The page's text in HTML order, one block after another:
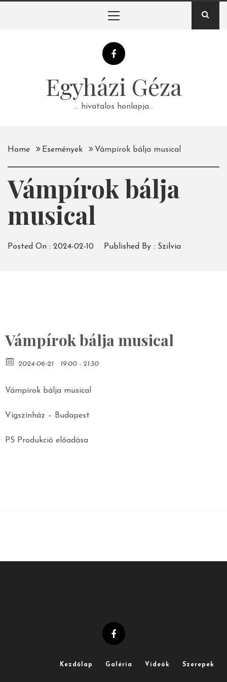
Egyházi Géza
… hivatalos honlapja…
Home Események Vámpírok bálja musical
Vámpírok bálja
musical
Posted On : 2024-02-10 Published By : Szilvia
Vámpírok bálja musical
2024-06-21 19:00 - 21:30
Vámpírok bálja musical
Vígszínház – Budapest
PS Produkció előadása
Kezdőlap Galéria Videók Szerepek